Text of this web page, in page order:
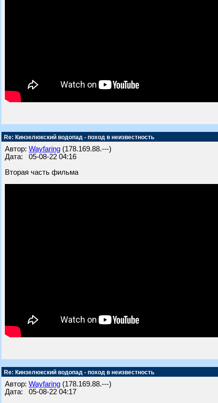
Re: Кинзелюкский водопад - поход в неизвестность
Автор: Wayfaring (178.169.88.---)
Дата: 05-08-22 04:16
Вторая часть фильма
Re: Кинзелюкский водопад - поход в неизвестность
Автор: Wayfaring (178.169.88.---)
Дата: 05-08-22 04:17